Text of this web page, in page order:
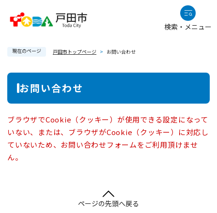
検索・メニュー
現在のページ 戸田市トップページ > お問い合わせ
本
お問い合わせ
ブラウザでCookie（クッキー）が使用できる設定になって
いない、または、ブラウザがCookie（クッキー）に対応し
ていないため、お問い合わせフォームをご利用頂けませ
ん。
ページの先頭へ戻る